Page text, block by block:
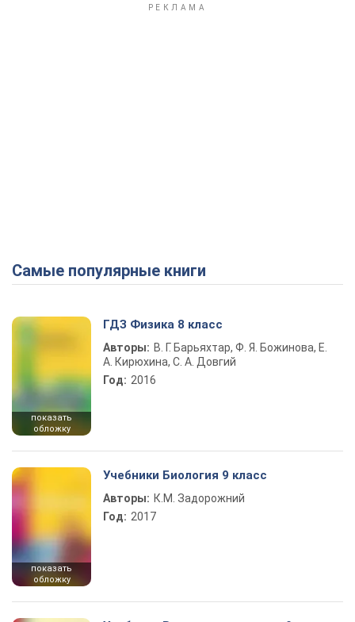
Самые популярные книги
показать
обложку
ГДЗ Физика 8 класс
Авторы: В. Г. Барьяхтар, Ф. Я. Божинова, Е.
А. Кирюхина, С. А. Довгий
Год: 2016
показать
обложку
Учебники Биология 9 класс
Авторы: К.М. Задорожний
Год: 2017